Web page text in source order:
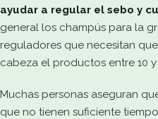
ayudar a regular el sebo y
general los champús para la
reguladores que necesitan
cabeza el productos entre 10 y
Muchas personas aseguran
que no tienen suficiente